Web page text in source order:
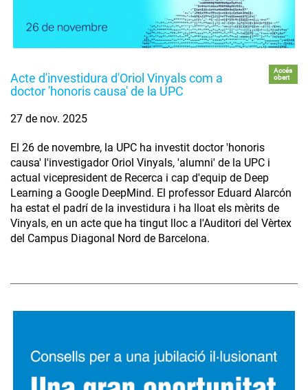
Acte d'investidura d'Oriol Vinyals com a
doctor 'honoris causa' de la UPC
Accés
obert
27 de nov. 2025
El 26 de novembre, la UPC ha investit doctor 'honoris
causa' l'investigador Oriol Vinyals, 'alumni' de la UPC i
actual vicepresident de Recerca i cap d'equip de Deep
Learning a Google DeepMind. El professor Eduard Alarcón
ha estat el padrí de la investidura i ha lloat els mèrits de
Vinyals, en un acte que ha tingut lloc a l'Auditori del Vèrtex
del Campus Diagonal Nord de Barcelona.